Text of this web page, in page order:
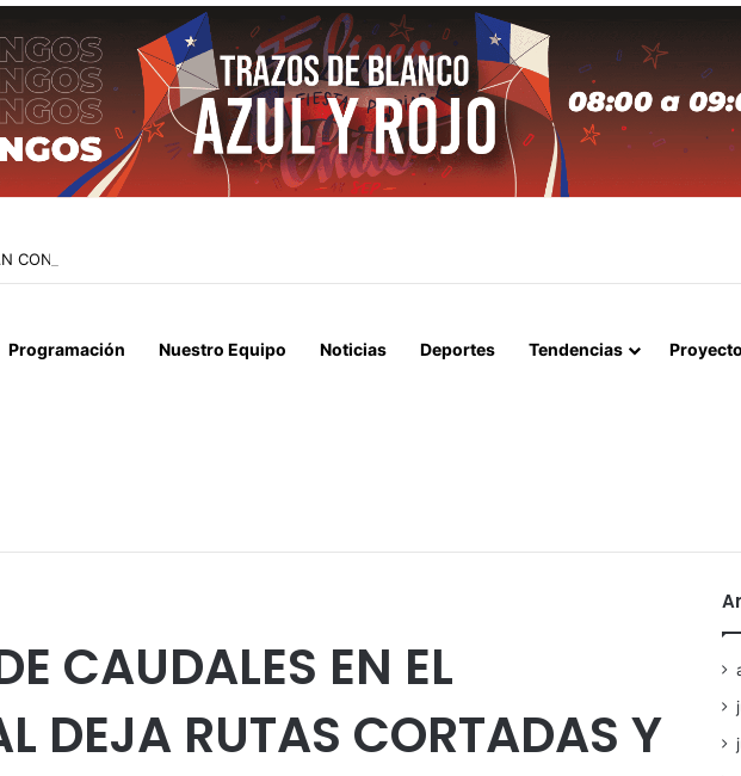
CONDICIONA LA REAPERTURA DEL ESTRECHO DE ORMUZ Y EXIGE A ESTADOS UNIDOS EL FIN
Programación Nuestro Equipo Noticias Deportes Tendencias
CAUDALES EN EL
DEJA RUTAS CORTADAS Y